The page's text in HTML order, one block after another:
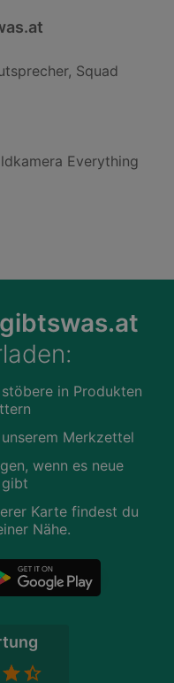
Squad
Everything
in Produkten
Merkzettel
wenn es neue
Karte findest du
Nähe.